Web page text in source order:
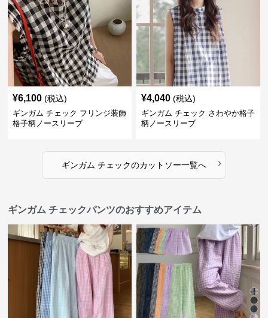
¥6,100 (税込)
ギンガム チェック フリンジ装飾
格子柄ノースリーブ
¥4,040 (税込)
ギンガム チェック さわやか格子
柄ノースリーブ
ギンガム チェックのカットソー一覧へ ›
ギンガム チェックパンツのおすすめアイテム